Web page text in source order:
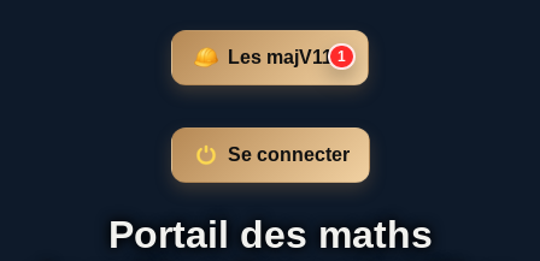
Les majV11.0
1
Se connecter
Portail des maths